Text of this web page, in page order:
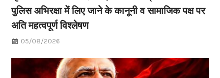
पुलिस अभिरक्षा में लिए जाने के कानूनी व सामाजिक पक्ष पर
अति महत्वपूर्ण विश्लेषण
05/08/2026